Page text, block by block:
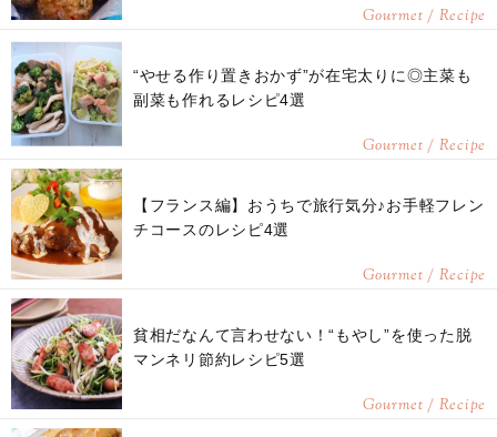
Gourmet / Recipe
“やせる作り置きおかず”が在宅太りに◎主菜も
副菜も作れるレシピ4選
Gourmet / Recipe
【フランス編】おうちで旅行気分♪お手軽フレン
チコースのレシピ4選
Gourmet / Recipe
貧相だなんて言わせない！“もやし”を使った脱
マンネリ節約レシピ5選
Gourmet / Recipe